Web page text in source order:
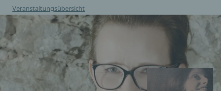
Veranstaltungsübersicht